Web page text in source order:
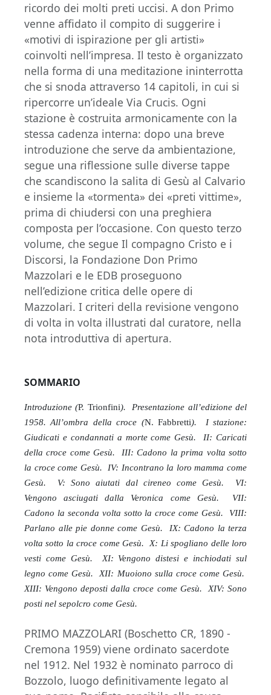
ricordo dei molti preti uccisi. A don Primo
venne affidato il compito di suggerire i
«motivi di ispirazione per gli artisti»
coinvolti nell’impresa. Il testo è organizzato
nella forma di una meditazione ininterrotta
che si snoda attraverso 14 capitoli, in cui si
ripercorre un’ideale Via Crucis. Ogni
stazione è costruita armonicamente con la
stessa cadenza interna: dopo una breve
introduzione che serve da ambientazione,
segue una riflessione sulle diverse tappe
che scandiscono la salita di Gesù al Calvario
e insieme la «tormenta» dei «preti vittime»,
prima di chiudersi con una preghiera
composta per l’occasione. Con questo terzo
volume, che segue Il compagno Cristo e i
Discorsi, la Fondazione Don Primo
Mazzolari e le EDB proseguono
nell’edizione critica delle opere di
Mazzolari. I criteri della revisione vengono
di volta in volta illustrati dal curatore, nella
nota introduttiva di apertura.
SOMMARIO
Introduzione (P. Trionfini). Presentazione all’edizione del
1958. All’ombra della croce (N. Fabbretti). I stazione:
Giudicati e condannati a morte come Gesù. II: Caricati
della croce come Gesù. III: Cadono la prima volta sotto
la croce come Gesù. IV: Incontrano la loro mamma come
Gesù. V: Sono aiutati dal cireneo come Gesù. VI:
Vengono asciugati dalla Veronica come Gesù. VII:
Cadono la seconda volta sotto la croce come Gesù. VIII:
Parlano alle pie donne come Gesù. IX: Cadono la terza
volta sotto la croce come Gesù. X: Li spogliano delle loro
vesti come Gesù. XI: Vengono distesi e inchiodati sul
legno come Gesù. XII: Muoiono sulla croce come Gesù.
XIII: Vengono deposti dalla croce come Gesù. XIV: Sono
posti nel sepolcro come Gesù.
PRIMO MAZZOLARI (Boschetto CR, 1890 -
Cremona 1959) viene ordinato sacerdote
nel 1912. Nel 1932 è nominato parroco di
Bozzolo, luogo definitivamente legato al